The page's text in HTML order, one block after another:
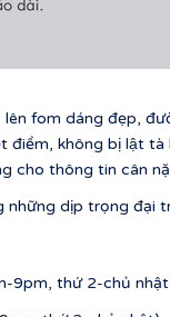
lên fom dáng đẹp,
không bị lật
cho thông tin cân
dịp trọng đại
9pm, thứ 2-chủ